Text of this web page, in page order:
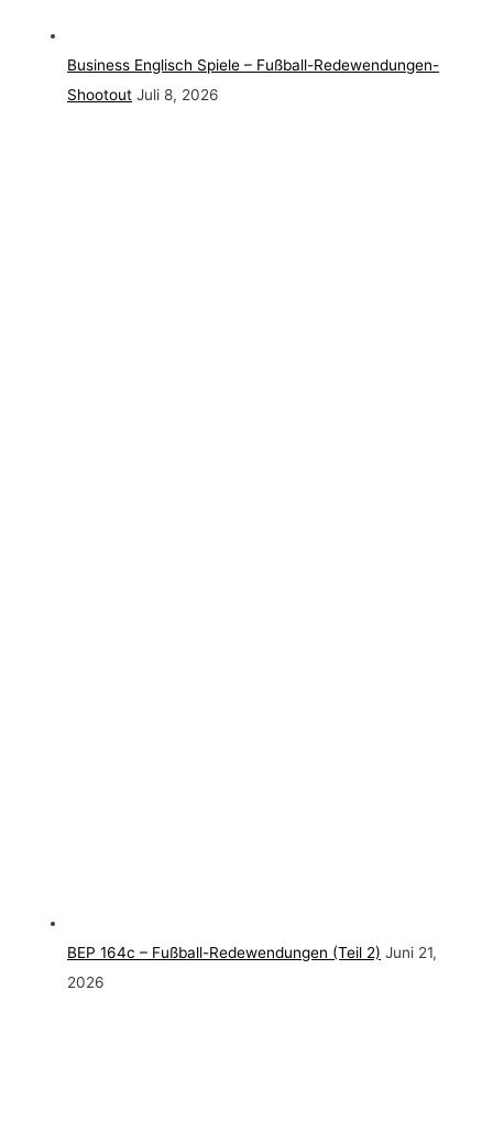
Business Englisch Spiele – Fußball-Redewendungen-
Shootout Juli 8, 2026
BEP 164c – Fußball-Redewendungen (Teil 2) Juni 21,
2026